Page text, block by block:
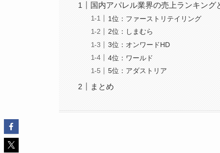
国内アパレル業界の売上ランキング
1位：ファーストリテイリング
2位：しまむら
3位：オンワードHD
4位：ワールド
5位：アダストリア
まとめ